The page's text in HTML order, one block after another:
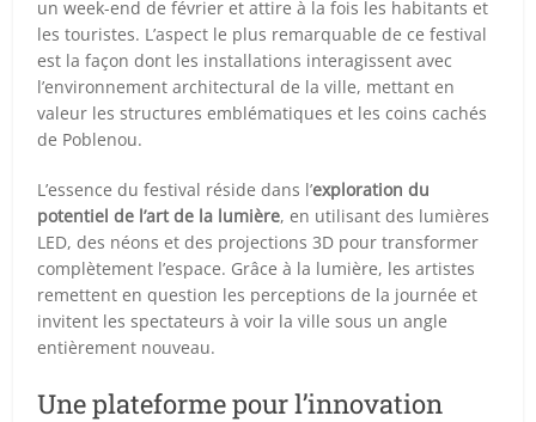
un week-end de février et attire à la fois les habitants et
les touristes. L’aspect le plus remarquable de ce festival
est la façon dont les installations interagissent avec
l’environnement architectural de la ville, mettant en
valeur les structures emblématiques et les coins cachés
de Poblenou.
L’essence du festival réside dans l’exploration du
potentiel de l’art de la lumière, en utilisant des lumières
LED, des néons et des projections 3D pour transformer
complètement l’espace. Grâce à la lumière, les artistes
remettent en question les perceptions de la journée et
invitent les spectateurs à voir la ville sous un angle
entièrement nouveau.
Une plateforme pour l’innovation